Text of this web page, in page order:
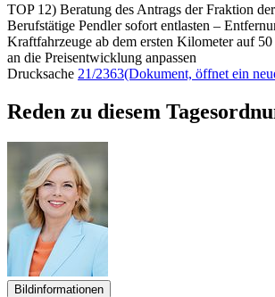
TOP 12) Beratung des Antrags der Fraktion
Berufstätige Pendler sofort entlasten –
Kraftfahrzeuge ab dem ersten Kilometer auf
an die Preisentwicklung anpassen
Drucksache 21/2363(Dokument, öffnet ein
Reden zu diesem
Bildinformationen